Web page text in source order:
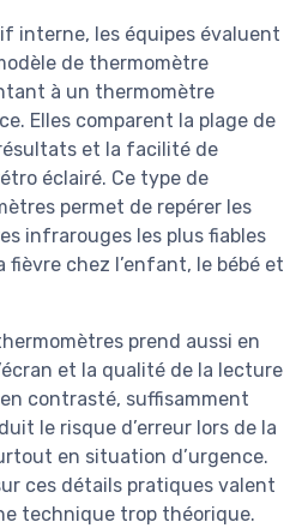
interne, les équipes évaluent
de thermomètre
à un thermomètre
Elles comparent la plage de
et la facilité de
éclairé. Ce type de
permet de repérer les
infrarouges les plus fiables
fièvre chez l’enfant, le bébé et
prend aussi en
et la qualité de la lecture
contrasté, suffisamment
le risque d’erreur lors de la
en situation d’urgence.
ces détails pratiques valent
technique trop théorique.